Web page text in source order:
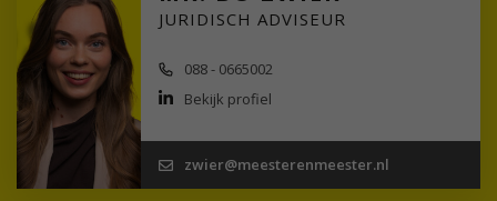
JURIDISCH ADVISEUR
088 - 0665002
Bekijk profiel
zwier@meesterenmeester.nl